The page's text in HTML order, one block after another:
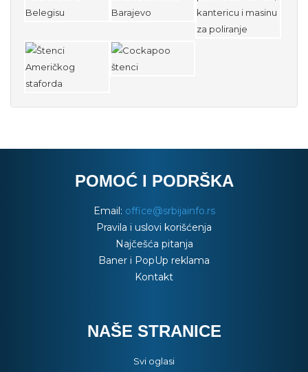
POMOĆ I PODRŠKA
Email: office@srbijainfo.rs
Pravila i uslovi korišćenja
Najčešća pitanja
Baner i PopUp reklama
Kontakt
NAŠE STRANICE
Svi oglasi